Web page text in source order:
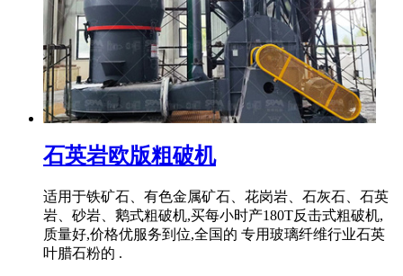
石英岩欧版粗破机
适用于铁矿石、有色金属矿石、花岗岩、石灰石、石英
岩、砂岩、鹅式粗破机,买每小时产180T反击式粗破机,
质量好,价格优服务到位,全国的 专用玻璃纤维行业石英
叶腊石粉的 .